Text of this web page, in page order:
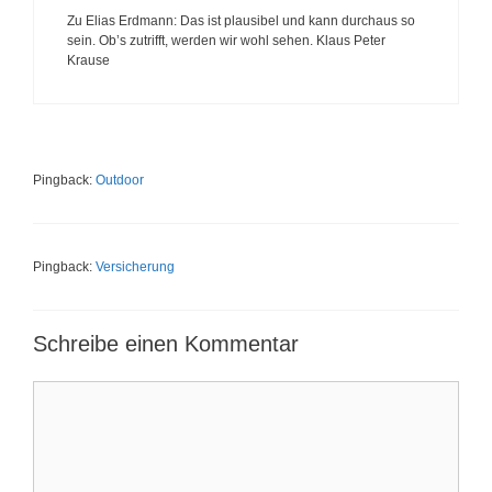
Zu Elias Erdmann: Das ist plausibel und kann durchaus so
sein. Ob’s zutrifft, werden wir wohl sehen. Klaus Peter
Krause
Pingback: Outdoor
Pingback: Versicherung
Schreibe einen Kommentar